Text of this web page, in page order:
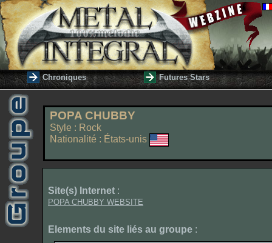
Chroniques Futures Stars
POPA CHUBBY
Style : Rock
Nationalité : États-unis
Site(s) Internet :
POPA CHUBBY WEBSITE
Elements du site liés au groupe :